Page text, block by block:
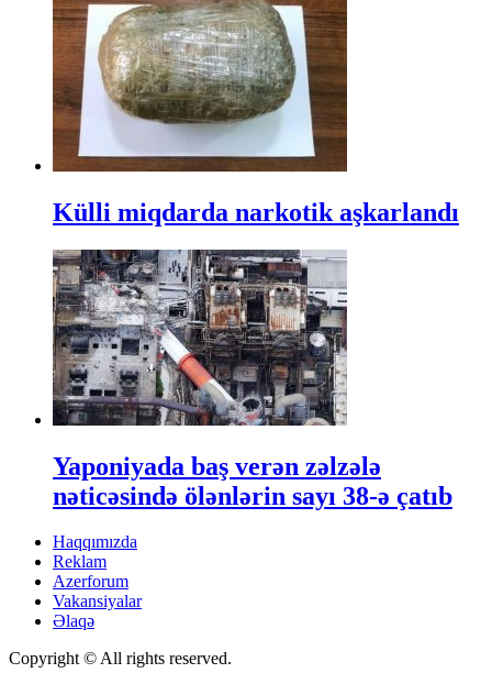
Külli miqdarda narkotik aşkarlandı
Yaponiyada baş verən zəlzələ
nəticəsində ölənlərin sayı 38-ə çatıb
Haqqımızda
Reklam
Azerforum
Vakansiyalar
Əlaqə
Copyright © All rights reserved.